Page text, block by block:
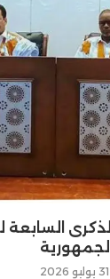
الجمهورية
31 يوليو 2026